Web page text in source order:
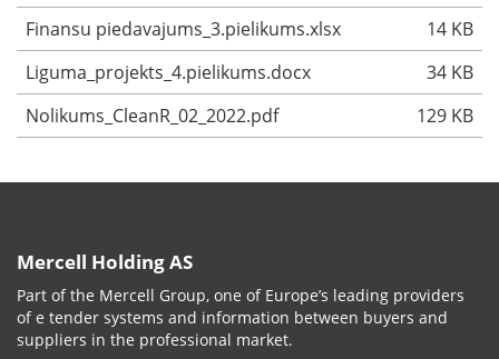
Finansu piedavajums_3.pielikums.xlsx
14 KB
Liguma_projekts_4.pielikums.docx
34 KB
Nolikums_CleanR_02_2022.pdf
129 KB
Mercell Holding AS
Part of the Mercell Group, one of Europe’s leading providers
of e tender systems and information between buyers and
suppliers in the professional market.